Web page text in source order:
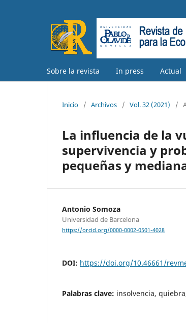
Sobre la revista In press Actual
Inicio / Archivos / Vol. 32 (2021) /
La influencia de la
supervivencia y
pequeñas y
Antonio Somoza
Universidad de Barcelona
https://orcid.org/0000-0002-0501-4028
DOI: https://doi.org/10.46661/
Palabras clave: insolvencia,